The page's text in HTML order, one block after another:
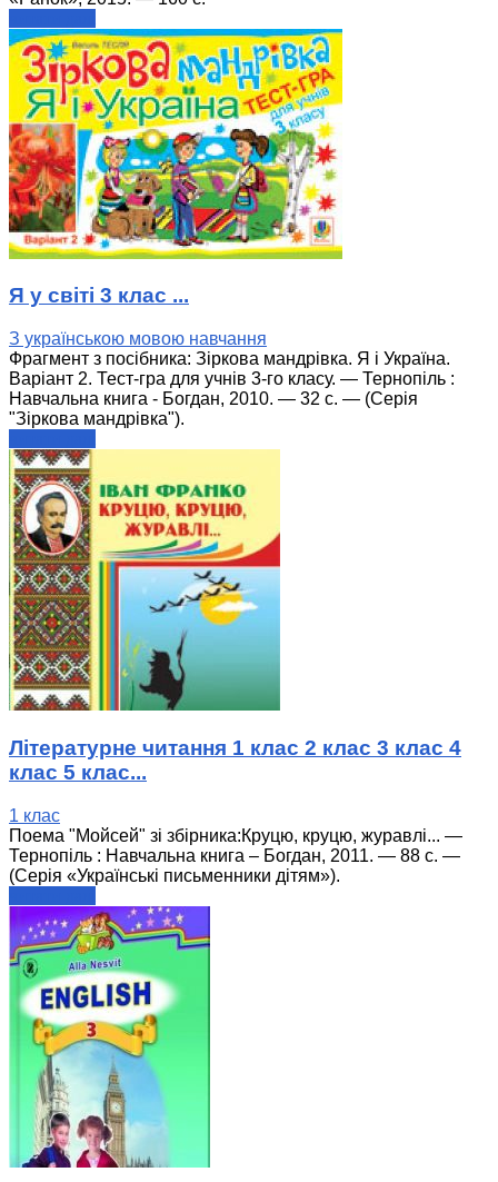
Я у світі 3 клас ...
З українською мовою навчання
Фрагмент з посібника: Зіркова мандрівка. Я і Україна.
Варіант 2. Тест-гра для учнів 3-го класу. — Тернопіль :
Навчальна книга - Богдан, 2010. — 32 с. — (Серія
"Зіркова мандрівка").
Літературне читання 1 клас 2 клас 3 клас 4
клас 5 клас...
1 клас
Поема "Мойсей" зі збірника:Круцю, круцю, журавлі... —
Тернопіль : Навчальна книга – Богдан, 2011. — 88 с. —
(Серія «Українські письменники дітям»).